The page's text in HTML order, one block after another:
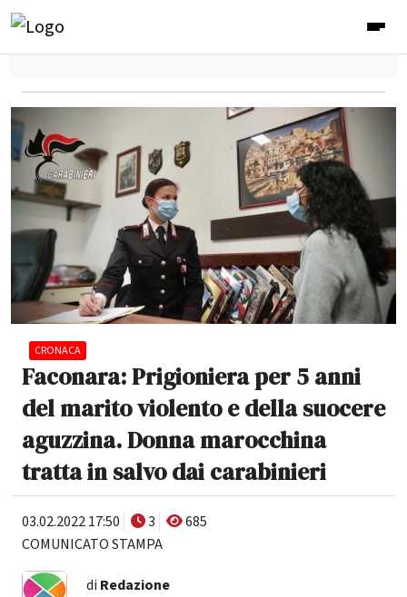
CRONACA
Faconara: Prigioniera per 5 anni
del marito violento e della suocere
aguzzina. Donna marocchina
tratta in salvo dai carabinieri
03.02.2022 17:50 3
685
COMUNICATO STAMPA
di Redazione